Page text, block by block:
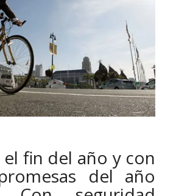
el fin del año y con
del año